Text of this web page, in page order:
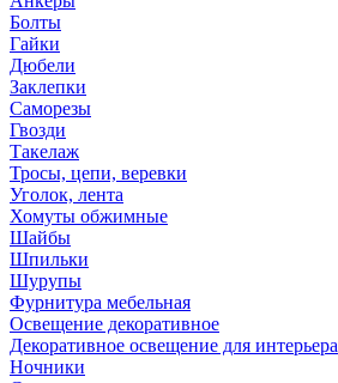
Болты
Гайки
Дюбели
Заклепки
Саморезы
Гвозди
Такелаж
Тросы, цепи, веревки
Уголок, лента
Хомуты обжимные
Шайбы
Шпильки
Шурупы
Фурнитура мебельная
Освещение декоративное
Декоративное освещение для интерьера
Ночники